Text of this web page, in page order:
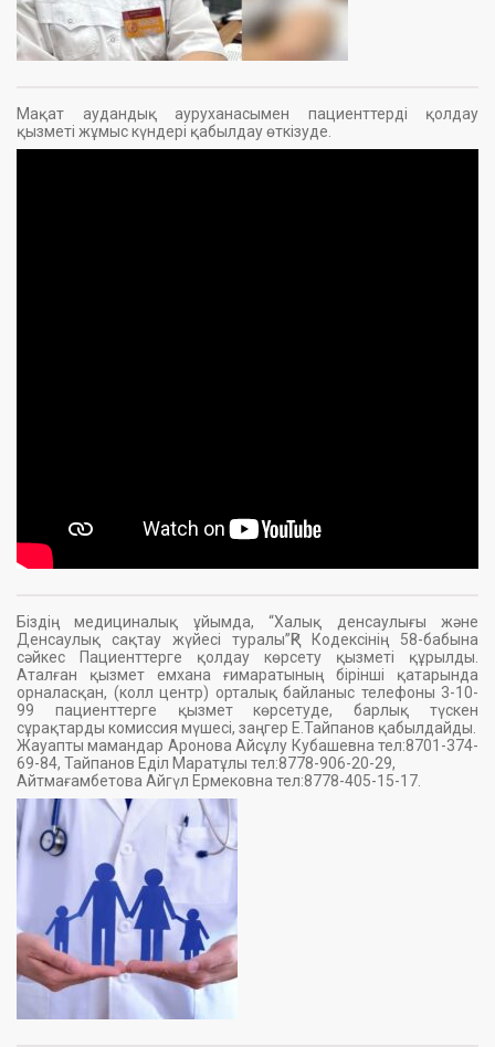
Мақат аудандық ауруханасымен пациенттерді қолдау
қызметі жұмыс күндері қабылдау өткізуде.
Біздің медициналық ұйымда, “Халық денсаулығы және
Денсаулық сақтау жүйесі туралы”ҚР Кодексінің 58-бабына
сәйкес Пациенттерге қолдау көрсету қызметі құрылды.
Аталған қызмет емхана ғимаратының бірінші қатарында
орналасқан, (колл центр) орталық байланыс телефоны 3-10-
99 пациенттерге қызмет көрсетуде, барлық түскен
сұрақтарды комиссия мүшесі, заңгер Е.Тайпанов қабылдайды.
Жауапты мамандар Аронова Айсұлу Кубашевна тел:8701-374-
69-84, Тайпанов Еділ Маратұлы тел:8778-906-20-29,
Айтмағамбетова Айгүл Ермековна тел:8778-405-15-17.